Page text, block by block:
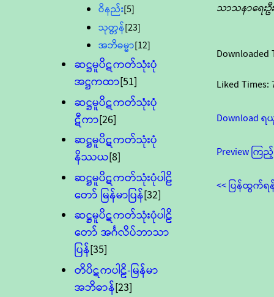
ဝိနည်း[5]
သုတ္တန်[23]
အဘိဓမ္မာ[12]
ဆဋ္ဌမူပိဋကတ်သုံးပုံ
အဋ္ဌကထာ[51]
ဆဋ္ဌမူပိဋကတ်သုံးပုံ
ဋီကာ[26]
ဆဋ္ဌမူပိဋကတ်သုံးပုံ
နိဿယ[8]
ဆဋ္ဌမူပိဋကတ်သုံးပုံပါဠိ
တော် မြန်မာပြန်[32]
ဆဋ္ဌမူပိဋကတ်သုံးပုံပါဠိ
တော် အင်္ဂလိပ်ဘာသာ
ပြန်[35]
တိပိဋကပါဠိ-မြန်မာ
အဘိဓာန်[23]
သာသနာရေးဦ
Downloaded
Liked Times:
Download
Preview ကြ
<< ပြန်ထွက်ရ